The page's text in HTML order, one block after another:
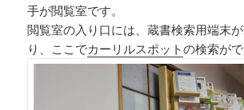
手が閲覧室です。
閲覧室の入り口には、蔵書検索用端末
り、ここでカーリルスポットの検索がで